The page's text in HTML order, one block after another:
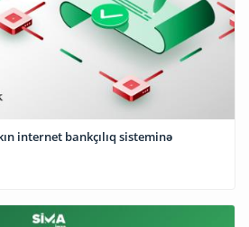
internet bankçılıq sisteminə